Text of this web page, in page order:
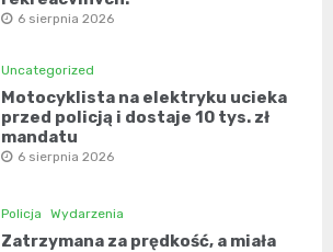
6 sierpnia 2026
Uncategorized
Motocyklista na elektryku ucieka
przed policją i dostaje 10 tys. zł
mandatu
6 sierpnia 2026
Policja Wydarzenia
Zatrzymana za prędkość, a miała